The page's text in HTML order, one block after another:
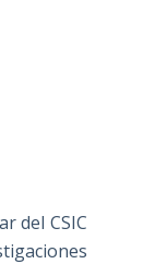
del CSIC